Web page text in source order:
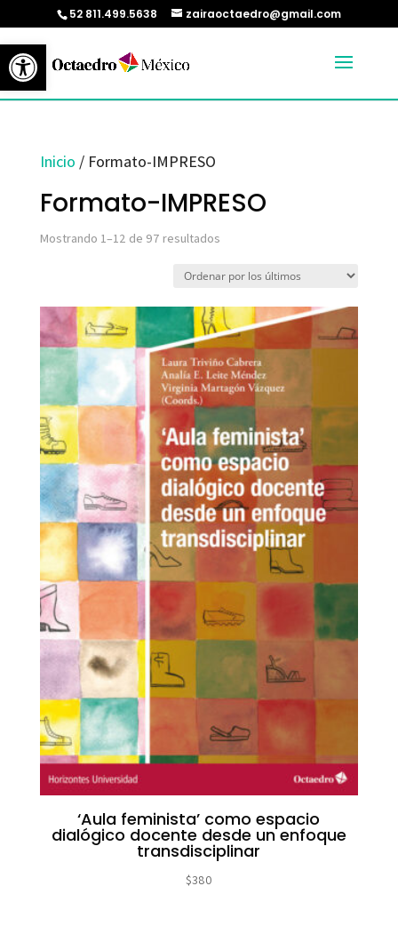
Abrir barra de herramientas
52 811.499.5638 zairaoctaedro@gmail.com
Inicio / Formato-IMPRESO
Formato-IMPRESO
Mostrando 1–12 de 97 resultadosOrdenado
últimos
‘Aula feminista’ como espacio
dialógico docente desde un enfoque
transdisciplinar
$380